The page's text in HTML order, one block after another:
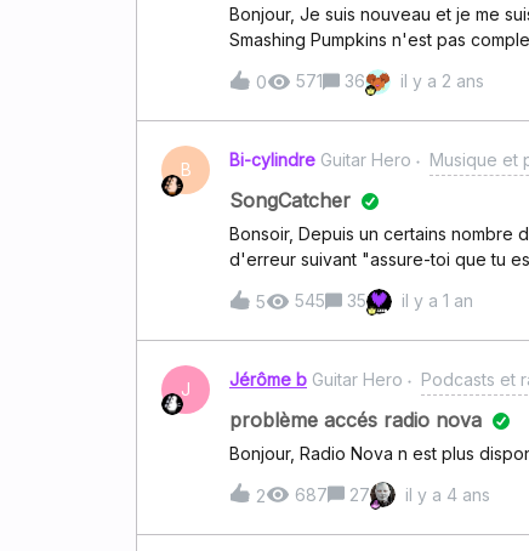
Bonjour, Je suis nouveau et je me suis fait une petite playlist, sauf que le titre 1979 des
Smashing Pumpkins n'est pas
est dans le lecteur la barre d'avancement s'arrete 1min16.
logiciel télécharger sur windows store) ou le
Cordialement.
0 571 36 il y a 2 ans
B Bi-cylindre Guitar Hero Musique et
SongCatcher
Bonsoir, Depuis un certains nombre
d'erreur suivant "assure-toi que tu
de morceaux passant en radio. Les
les retrouvent. Pouvez-vous
5 545 35 il y a 1 an
J Jérôme b Guitar Hero Podcasts et
problème accés radio nova
Bonjour, Radio Nova n est plus
2 687 27 il y a 4 ans